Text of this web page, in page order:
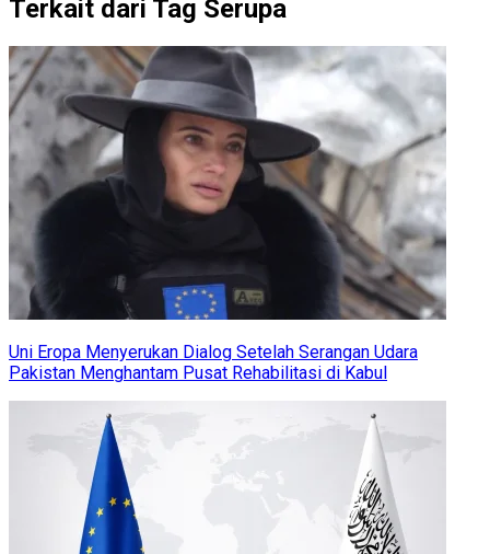
Terkait dari Tag Serupa
Uni Eropa Menyerukan Dialog Setelah Serangan Udara
Pakistan Menghantam Pusat Rehabilitasi di Kabul